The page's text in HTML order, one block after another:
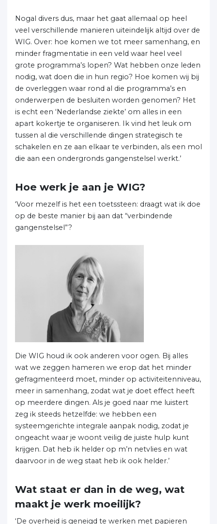
Nogal divers dus, maar het gaat allemaal op heel
veel verschillende manieren uiteindelijk altijd over de
WIG. Over: hoe komen we tot meer samenhang, en
minder fragmentatie in een veld waar heel veel
grote programma’s lopen? Wat hebben onze leden
nodig, wat doen die in hun regio? Hoe komen wij bij
de overleggen waar rond al die programma’s en
onderwerpen de besluiten worden genomen? Het
is echt een ‘Nederlandse ziekte’ om alles in een
apart kokertje te organiseren. Ik vind het leuk om
tussen al die verschillende dingen strategisch te
schakelen en ze aan elkaar te verbinden, als een mol
die aan een ondergronds gangenstelsel werkt.’
Hoe werk je aan je WIG?
‘Voor mezelf is het een toetssteen: draagt wat ik doe
op de beste manier bij aan dat “verbindende
gangenstelsel”?
Die WIG houd ik ook anderen voor ogen. Bij alles
wat we zeggen hameren we erop dat het minder
gefragmenteerd moet, minder op activiteitenniveau,
meer in samenhang, zodat wat je doet effect heeft
op meerdere dingen. Als je goed naar me luistert
zeg ik steeds hetzelfde: we hebben een
systeemgerichte integrale aanpak nodig, zodat je
ongeacht waar je woont veilig de juiste hulp kunt
krijgen. Dat heb ik helder op m’n netvlies en wat
daarvoor in de weg staat heb ik ook helder.’
Wat staat er dan in de weg, wat
maakt je werk moeilijk?
‘De overheid is geneigd te werken met papieren